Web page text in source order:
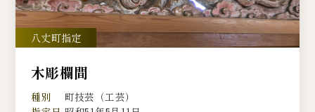
木彫欄間
種別
町技芸（工芸）